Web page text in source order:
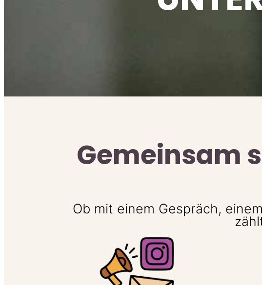
Gemeinsam
Ob mit einem Gespräch,